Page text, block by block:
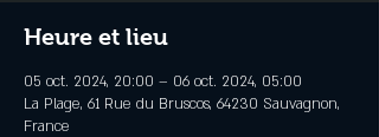
Heure et lieu
05 oct. 2024, 20:00 – 06 oct. 2024, 05:00
La Plage, 61 Rue du Bruscos, 64230 Sauvagnon,
France